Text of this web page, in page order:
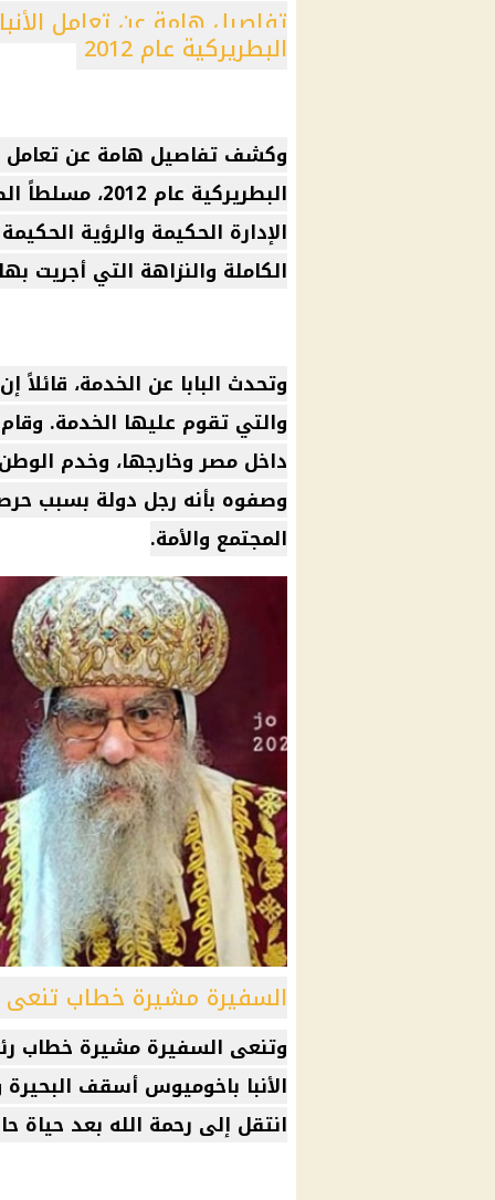
تفاصيل هامة عن تعامل
البطريركية عام 2012
وكشف تفاصيل هامة عن تعامل
البطريركية
الإدارة الحكيمة والرؤية
الكاملة والنزاهة التي أجريت
وتحدث البابا عن الخدمة، قائلاً
والتي تقوم عليها الخدمة.
داخل مصر وخارجها، وخدم
وصفوه بأنه رجل دولة بسبب
المجتمع والأمة.
السفيرة مشيرة خطاب تنعى
وتنعى السفيرة مشيرة خطاب
الأنبا باخوميوس أسقف
انتقل إلى رحمة الله بعد حياة